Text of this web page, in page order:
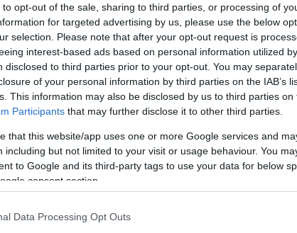
to opt-out of the sale, sharing to third parties, or processing of
for targeted advertising by us, please use the below
selection. Please note that after your opt-out request is
interest-based ads based on personal information utilized
disclosed to third parties prior to your opt-out. You may
of your personal information by third parties on the IAB’s
This information may also be disclosed by us to third parties on
Participants that may further disclose it to other third parties.
that this website/app uses one or more Google services and
including but not limited to your visit or usage behaviour. You
to Google and its third-party tags to use your data for below
consent section.
Data Processing Opt Outs
comienza con la calidad de los materiales. En
crucial. Desde la selección hasta la
para garantizar que el resultado final sea una
solo un trámite, es una oportunidad para
¿Sabías que el simple acto de lavar y
el sabor de tus platos? Vamos a
y cocinar con ingredientes frescos.